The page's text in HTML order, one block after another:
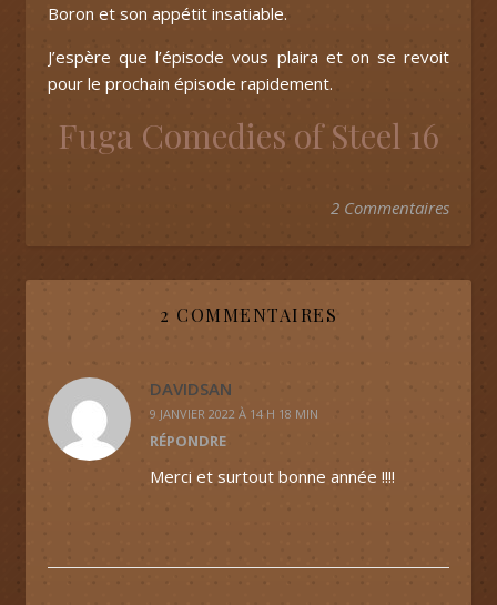
Boron et son appétit insatiable.
J’espère que l’épisode vous plaira et on se revoit
pour le prochain épisode rapidement.
Fuga Comedies of Steel 16
2 Commentaires
2 COMMENTAIRES
DAVIDSAN
9 JANVIER 2022 À 14 H 18 MIN
RÉPONDRE
Merci et surtout bonne année !!!!